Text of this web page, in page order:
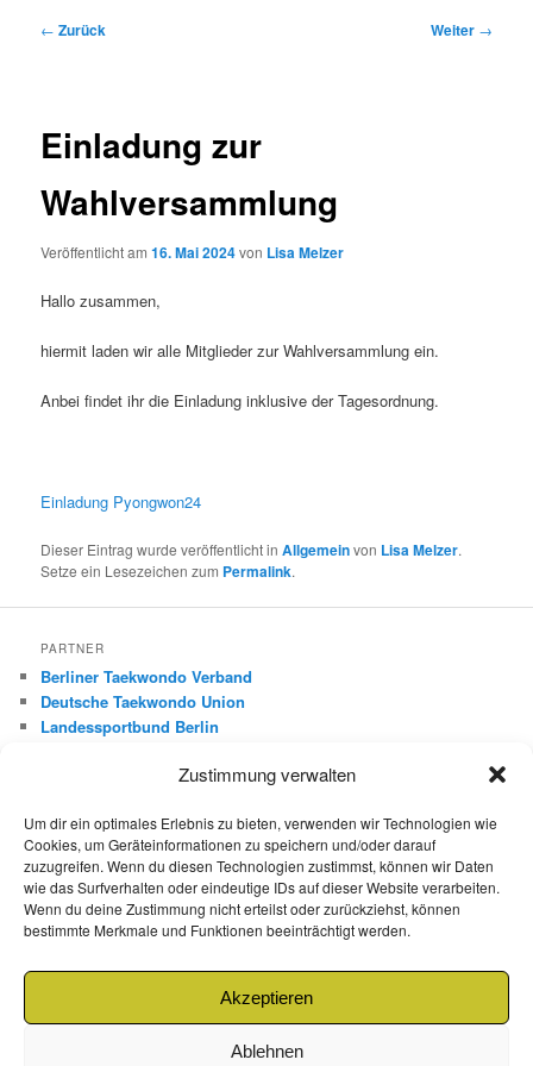
Zustimmung verwalten
Um dir ein optimales Erlebnis zu bieten, verwenden wir Technologien wie
Cookies, um Geräteinformationen zu speichern und/oder darauf
zuzugreifen. Wenn du diesen Technologien zustimmst, können wir Daten
wie das Surfverhalten oder eindeutige IDs auf dieser Website verarbeiten.
Wenn du deine Zustimmung nicht erteilst oder zurückziehst, können
bestimmte Merkmale und Funktionen beeinträchtigt werden.
Akzeptieren
Ablehnen
Beitragsnavigation
← Zurück Weiter →
Einladung zur
Wahlversammlung
Veröffentlicht am16. Mai 2024von Lisa Melzer
Hallo zusammen,
hiermit laden wir alle Mitglieder zur Wahlversammlung ein.
Anbei findet ihr die Einladung inklusive der Tagesordnung.
Einladung Pyongwon24
Dieser Eintrag wurde veröffentlicht inAllgemeinvon Lisa Melzer.
Setze ein Lesezeichen zum Permalink.
PARTNER
Berliner Taekwondo Verband
Deutsche Taekwondo Union
Landessportbund Berlin
Roman Boxberger – mobile Leistungsdiagnostik
Dirk Ritt – Red Dragon
Mo-Hwa Park – 540Grad.de
Gültekin Özcifci – Fight Shop Berlin
Kukkiwon Demonstration Team
Feuersozietät Berlin Brandenburg